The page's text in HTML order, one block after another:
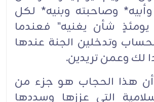
وصاحبته وبنيه* لكل
شأن يغنيه" فعندما
وتدخلين الجنة عندها
لك وعمن تريدين.‏
هذا الحجاب هو جزء من
التي عززها وسددها